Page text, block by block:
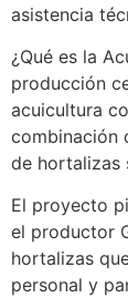
asistencia
¿Qué es la
producción
acuicultura
combinación
de hortalizas
El proyecto
el productor
hortalizas
personal y